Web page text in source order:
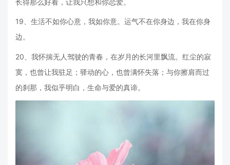
19、生活不如你心意，我如你意。运气不在你身边，我在你身
边。
20、我怀揣无人驾驶的青春，在岁月的长河里飘流。红尘的寂
寞，也曾让我驻足；驿动的心，也曾满怀失落；与你擦肩而过
的刹那，我似乎明白，生命与爱的真谛。